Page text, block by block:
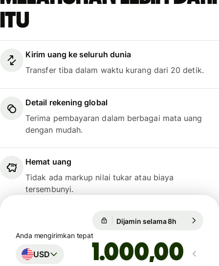
itu
Kirim uang ke seluruh dunia
Transfer tiba dalam waktu kurang dari 20 detik.
Detail rekening global
Terima pembayaran dalam berbagai mata uang
dengan mudah.
Hemat uang
Tidak ada markup nilai tukar atau biaya
tersembunyi.
Dijamin selama 8h
Anda mengirimkan tepat
USD ,00